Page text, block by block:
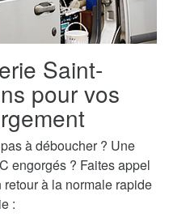
Saint-
pour vos
à déboucher ? Une
engorgés ? Faites appel
à la normale rapide
: